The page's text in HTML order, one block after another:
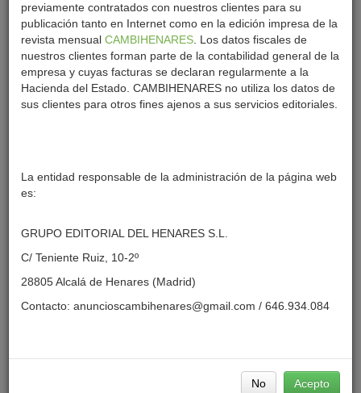
previamente contratados con nuestros clientes para su
publicación tanto en Internet como en la edición impresa de la
revista mensual CAMBIHENARES . Los datos fiscales de
nuestros clientes forman parte de la contabilidad general de la
empresa y cuyas facturas se declaran regularmente a la
Hacienda del Estado. CAMBIHENARES no utiliza los datos de
sus clientes para otros fines ajenos a sus servicios editoriales.
La entidad responsable de la administración de la página web
es:
GRUPO EDITORIAL DEL HENARES S.L.
C/ Teniente Ruiz, 10-2º
28805 Alcalá de Henares (Madrid)
Contacto: anuncioscambihenares@gmail.com / 646.934.084
No Acepto
ecorehome anuncios
DESTACADO SALUD
A Debate
TURISMO